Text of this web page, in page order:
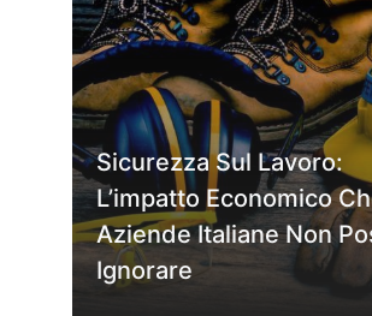
Sicurezza Sul Lavoro:
L’impatto Economico
Aziende Italiane Non
Ignorare